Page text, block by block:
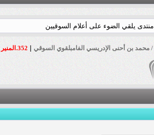
منتدى يلقي الضوء على أعلام السوقيين
| 352.المنير بن مدآ بن محمد الأمين السوقي الفامبلقوي